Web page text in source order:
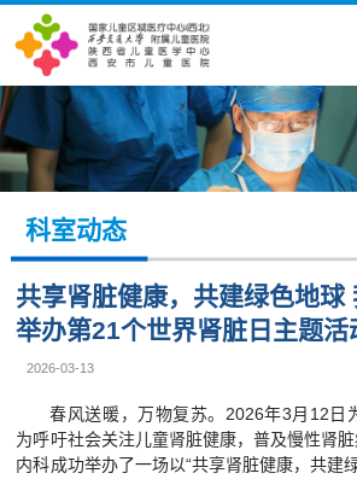
科室动态
共享肾脏健康，共建绿色地球
举办第21个世界肾脏日主题活
2026-03-13
春风送暖，万物复苏。2026年3月12日
为呼吁社会关注儿童肾脏健康，普及慢性肾
内科成功举办了一场以“共享肾脏健康，共建